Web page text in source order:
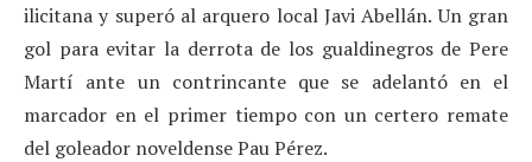
ilicitana y superó al arquero local Javi Abellán. Un gran
gol para evitar la derrota de los gualdinegros de Pere
Martí ante un contrincante que se adelantó en el
marcador en el primer tiempo con un certero remate
del goleador noveldense Pau Pérez.